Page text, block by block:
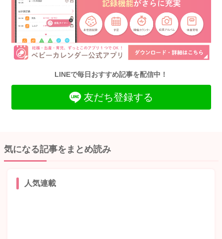
LINEで毎日おすすめ記事を配信中！
友だち登録する
気になる記事をまとめ読み
人気連載